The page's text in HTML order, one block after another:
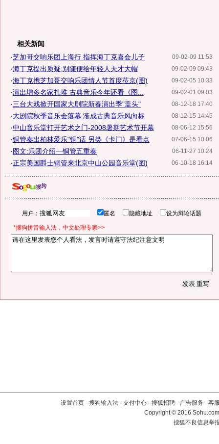
相关新闻
09-02-09 11:53
·芝加哥交响乐团上海行 指挥海丁克喜会儿子
09-02-09 09:43
·海丁克提出质疑:别随便给年轻人天才大帽
09-02-05 10:33
·海丁克携芝加哥交响乐团情人节首度莅京(图)
09-02-01 09:03
·演出增多名家扎堆 古典音乐今年还看《图...
08-12-18 17:40
·三台大戏掀开国家大剧院新春演出季"盖头"
08-12-15 14:45
·大剧院秋季音乐会落幕 渐成古典音乐风向标
08-06-12 15:56
·中山音乐堂打开艺术之门-2008暑期艺术节开幕
07-06-15 10:06
·铜管奏出柏林爱乐"铜"话 另类《卡门》是看点
06-11-27 10:24
·图文:乐团介绍—铜管五重奏
06-10-18 16:14
·正宗美国爵士铜管来北京中山公园音乐堂(图)
用户： 匿名 隐藏地址 设为辩论话题
*搜狗拼音输入法，中文处理专家>>
设置首页 - 搜狗输入法 - 支付中心 - 搜狐招聘 - 广告服务 - 客
Copyright©2016
搜狐不良信息举